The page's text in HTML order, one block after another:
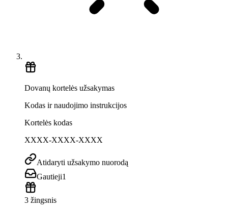
Dovanų kortelės užsakymas
Kodas ir naudojimo instrukcijos
Kortelės kodas
XXXX-XXXX-XXXX
Atidaryti užsakymo nuorodą
Gautieji1
3 žingsnis